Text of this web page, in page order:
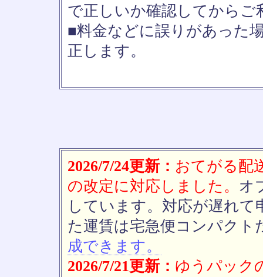
で正しいか確認してからご
■料金などに誤りがあった
正します。
2026/7/24更新： おてがる配
の改定に対応しました。 オ
しています。対応が遅れ
た運賃は宅急便コンパクト
成できます。
2026/7/21更新： ゆうパック